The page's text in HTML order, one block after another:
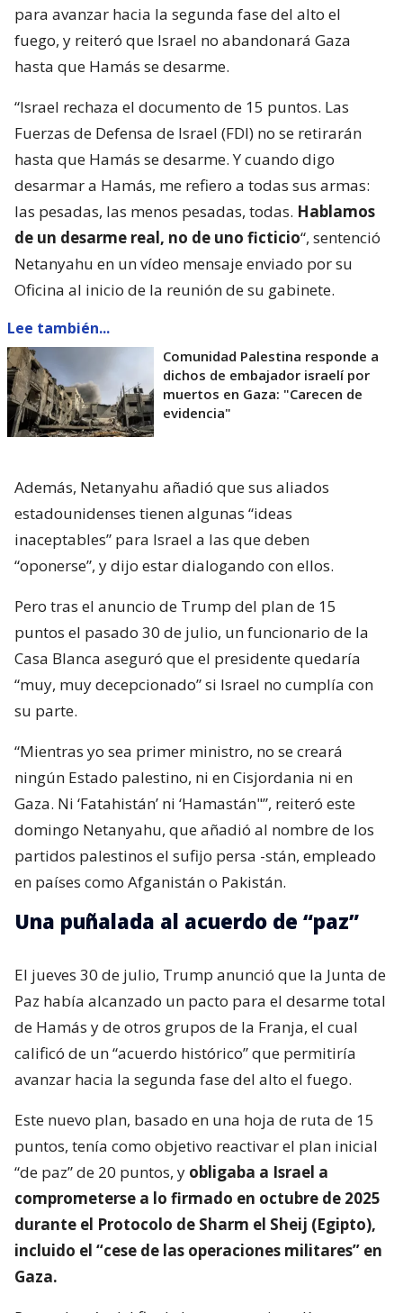
para avanzar hacia la segunda fase del alto el
fuego, y reiteró que Israel no abandonará Gaza
hasta que Hamás se desarme.
“Israel rechaza el documento de 15 puntos. Las
Fuerzas de Defensa de Israel (FDI) no se retirarán
hasta que Hamás se desarme. Y cuando digo
desarmar a Hamás, me refiero a todas sus armas:
las pesadas, las menos pesadas, todas. Hablamos
de un desarme real, no de uno ficticio“, sentenció
Netanyahu en un vídeo mensaje enviado por su
Oficina al inicio de la reunión de su gabinete.
Lee también...
Comunidad Palestina responde a
dichos de embajador israelí por
muertos en Gaza: "Carecen de
evidencia"
Además, Netanyahu añadió que sus aliados
estadounidenses tienen algunas “ideas
inaceptables” para Israel a las que deben
“oponerse”, y dijo estar dialogando con ellos.
Pero tras el anuncio de Trump del plan de 15
puntos el pasado 30 de julio, un funcionario de la
Casa Blanca aseguró que el presidente quedaría
“muy, muy decepcionado” si Israel no cumplía con
su parte.
“Mientras yo sea primer ministro, no se creará
ningún Estado palestino, ni en Cisjordania ni en
Gaza. Ni ‘Fatahistán’ ni ‘Hamastán"”, reiteró este
domingo Netanyahu, que añadió al nombre de los
partidos palestinos el sufijo persa -stán, empleado
en países como Afganistán o Pakistán.
Una puñalada al acuerdo de “paz”
El jueves 30 de julio, Trump anunció que la Junta de
Paz había alcanzado un pacto para el desarme total
de Hamás y de otros grupos de la Franja, el cual
calificó de un “acuerdo histórico” que permitiría
avanzar hacia la segunda fase del alto el fuego.
Este nuevo plan, basado en una hoja de ruta de 15
puntos, tenía como objetivo reactivar el plan inicial
“de paz” de 20 puntos, y obligaba a Israel a
comprometerse a lo firmado en octubre de 2025
durante el Protocolo de Sharm el Sheij (Egipto),
incluido el “cese de las operaciones militares” en
Gaza.